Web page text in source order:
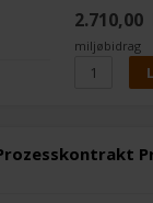
2.710,00
miljøbidrag
Prozesskontrakt